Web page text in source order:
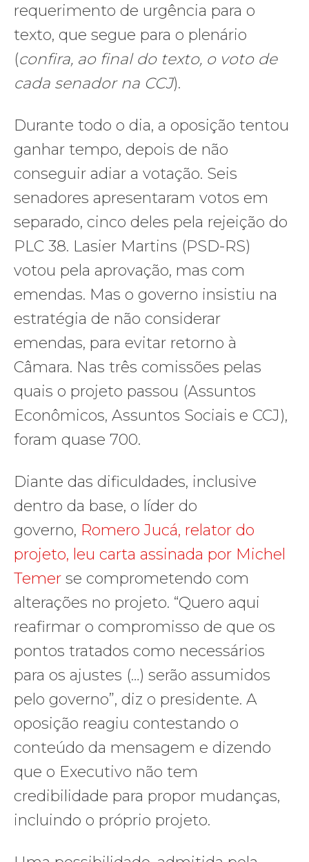
requerimento de urgência para o
texto, que segue para o plenário
(confira, ao final do texto, o voto de
cada senador na CCJ).
Durante todo o dia, a oposição tentou
ganhar tempo, depois de não
conseguir adiar a votação. Seis
senadores apresentaram votos em
separado, cinco deles pela rejeição do
PLC 38. Lasier Martins (PSD-RS)
votou pela aprovação, mas com
emendas. Mas o governo insistiu na
estratégia de não considerar
emendas, para evitar retorno à
Câmara. Nas três comissões pelas
quais o projeto passou (Assuntos
Econômicos, Assuntos Sociais e CCJ),
foram quase 700.
Diante das dificuldades, inclusive
dentro da base, o líder do
governo, Romero Jucá, relator do
projeto, leu carta assinada por Michel
Temer se comprometendo com
alterações no projeto. “Quero aqui
reafirmar o compromisso de que os
pontos tratados como necessários
para os ajustes (…) serão assumidos
pelo governo”, diz o presidente. A
oposição reagiu contestando o
conteúdo da mensagem e dizendo
que o Executivo não tem
credibilidade para propor mudanças,
incluindo o próprio projeto.